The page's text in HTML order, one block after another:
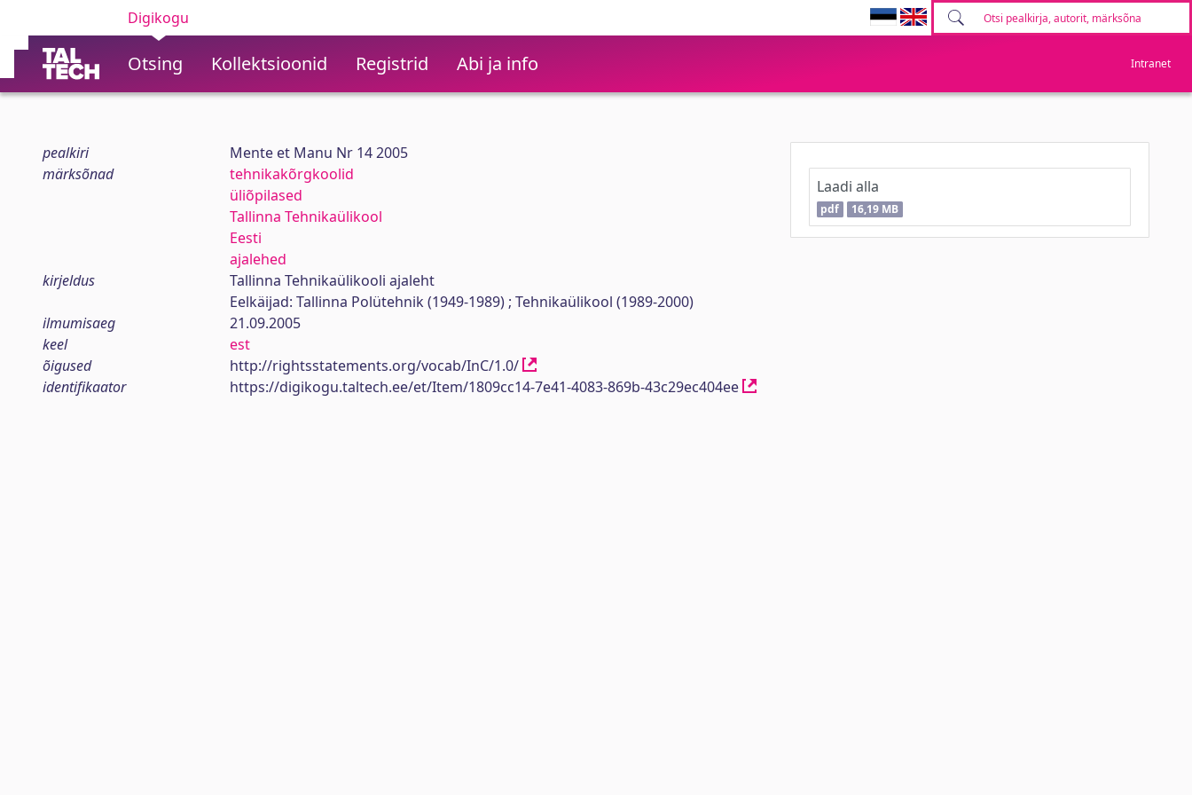
Digikogu
Otsing Kollektsioonid Registrid Abi ja info Intranet
pealkiri
Mente et Manu Nr 14 2005
märksõnad
tehnikakõrgkoolid
üliõpilased
Tallinna Tehnikaülikool
Eesti
ajalehed
kirjeldus
Tallinna Tehnikaülikooli ajaleht
Eelkäijad: Tallinna Polütehnik (1949-1989) ; Tehnikaülikool (1989-2000)
ilmumisaeg
21.09.2005
keel
est
õigused
http://rightsstatements.org/vocab/InC/1.0/
identifikaator
https://digikogu.taltech.ee/et/Item/1809cc14-7e41-4083-869b-43c29ec404ee
Laadi alla
pdf 16,19 MB